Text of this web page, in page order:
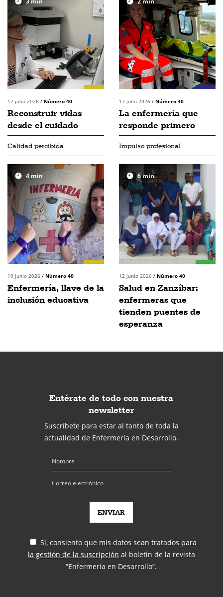
17 julio 2026 / Número 40
Reconstruir vidas
desde el cuidado
17 julio 2026 / Número 40
La enfermería que
responde primero
Calidad percibida
4min
19 junio 2026 / Número 40
Enfermería, llave de la
inclusión educativa
Impulso profesional
6min
12 junio 2026 / Número 40
Salud en Zanzíbar:
enfermeras que
tienden puentes de
esperanza
Entérate de todo con nuestra
newsletter
Suscríbete para estar al tanto de toda la
actualidad de Enfermería en Desarrollo.
Sí, consiento que mis datos sean tratados para
la gestión de la suscripción al boletín de la revista
“Enfermería en Desarrollo”.